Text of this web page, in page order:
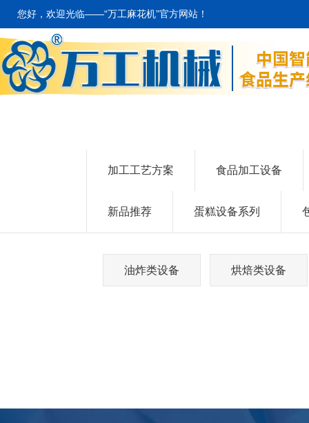
您好，欢迎光临——“万工麻花机”官方网站！
加工工艺方案 食品加工设备
新品推荐 蛋糕设备系列
油炸类设备 烘焙类设备